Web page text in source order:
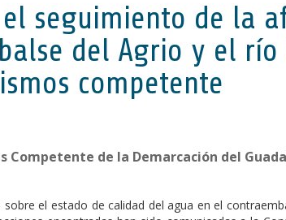
seguimiento de la
del Agrio y el río
competente
Competente de la Demarcación del
el estado de calidad del agua en el